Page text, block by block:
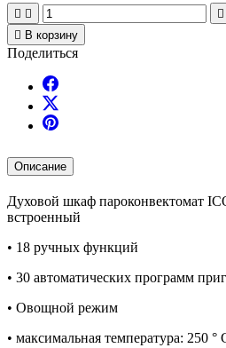
  
 В корзину
Поделиться
Описание
Духовой шкаф пароконвектомат
встроенный
• 18 ручных функций
• 30 автоматических программ
• Овощной режим
• максимальная температура: 250 °